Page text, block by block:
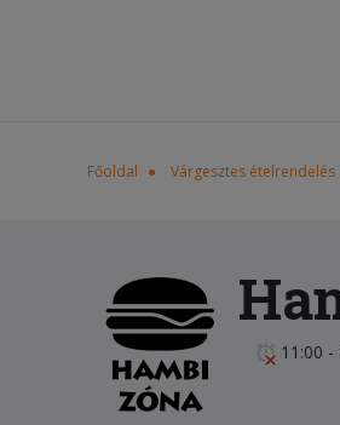
Főoldal Várgesztes ételrendelés
11:00 -